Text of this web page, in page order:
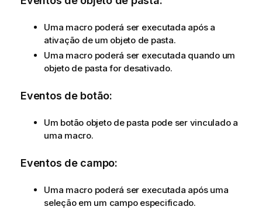
Uma macro poderá ser executada após a
ativação de um objeto de pasta.
Uma macro poderá ser executada quando um
objeto de pasta for desativado.
Eventos de botão:
Um botão objeto de pasta pode ser vinculado a
uma macro.
Eventos de campo:
Uma macro poderá ser executada após uma
seleção em um campo especificado.